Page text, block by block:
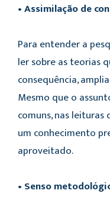
• Assimilação de
Para entender a
ler sobre as teorias
consequência,
Mesmo que o
comuns, nas
um conhecimento
aproveitado.
• Senso